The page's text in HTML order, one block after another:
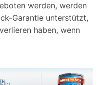
werden, werden
Garantie unterstützt,
haben, wenn